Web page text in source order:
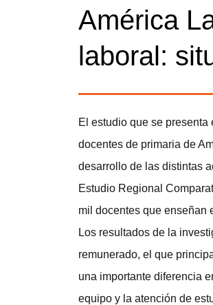
América
laboral:
El estudio que se
docentes de primaria de
desarrollo de las distintas
Estudio Regional
mil docentes que enseñan
Los resultados de la
remunerado, el que
una importante diferencia
equipo y la atención de